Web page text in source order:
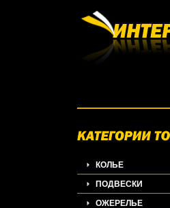
КОЛЬЕ
ПОДВЕСКИ
ОЖЕРЕЛЬЕ